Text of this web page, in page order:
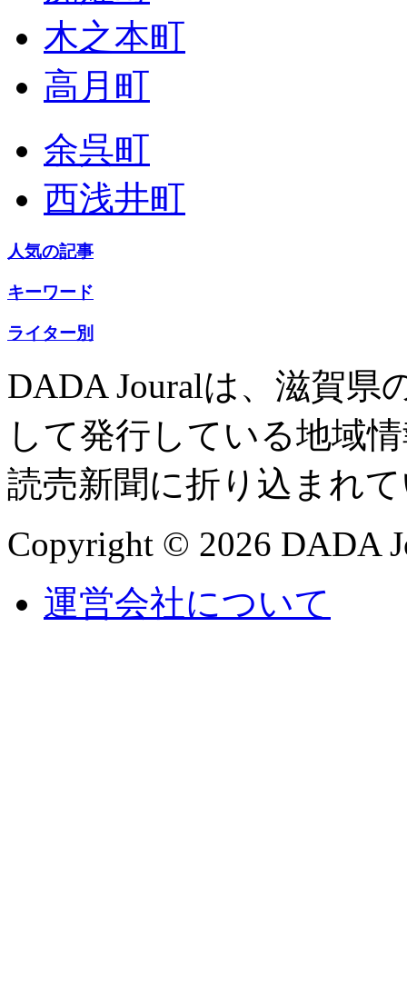
木之本町
高月町
余呉町
西浅井町
人気の記事
キーワード
ライター別
DADA Jouralは、滋賀県
して発行している地域
読売新聞に折り込まれ
Copyright © 2026 DADA
運営会社について